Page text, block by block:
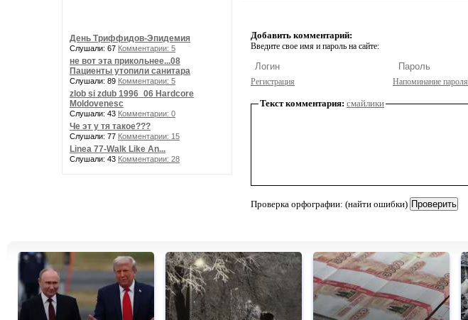
День Триффидов-Эпидемия
Слушали: 67 Комментарии: 5
не вот эта прикольнее...08
Пациенты утопили санитара
Слушали: 89 Комментарии: 5
zlob si zdub 1996_06 Hardcore
Moldovenesc
Слушали: 43 Комментарии: 0
Че эт у тя такое???
Слушали: 77 Комментарии: 15
Linea 77-Walk Like An...
Слушали: 43 Комментарии: 28
Добавить комментарий:
Введите свое имя и пароль на сайте:
Регистрация Напоминание пароля
Текст комментария: смайлики
Проверка орфографии: (найти ошибки)